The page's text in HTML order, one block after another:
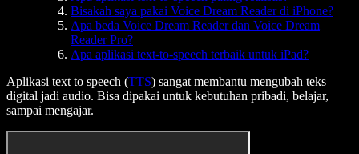
Bisakah saya pakai Voice Dream Reader di iPhone?
Apa beda Voice Dream Reader dan Voice Dream
Reader Pro?
Apa aplikasi text-to-speech terbaik untuk iPad?
Aplikasi text to speech (TTS) sangat membantu mengubah teks
digital jadi audio. Bisa dipakai untuk kebutuhan pribadi, belajar,
sampai mengajar.